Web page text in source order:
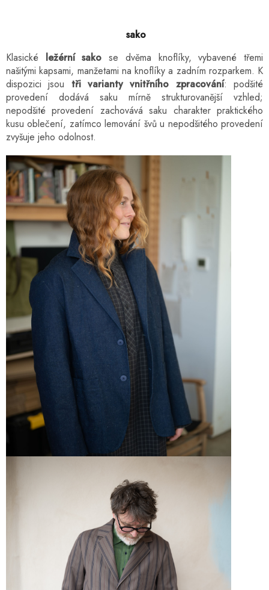
sako
Klasické ležérní sako se dvěma knoflíky, vybavené třemi
našitými kapsami, manžetami na knoflíky a zadním rozparkem. K
dispozici jsou tři varianty vnitřního zpracování: podšité
provedení dodává saku mírně strukturovanější vzhled;
nepodšité provedení zachovává saku charakter praktického
kusu oblečení, zatímco lemování švů u nepodšitého provedení
zvyšuje jeho odolnost.